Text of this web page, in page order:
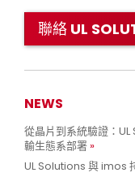
聯絡 UL
NEWS
從晶片到系統驗證：
輸生態系部署
UL Solutions 與 imos